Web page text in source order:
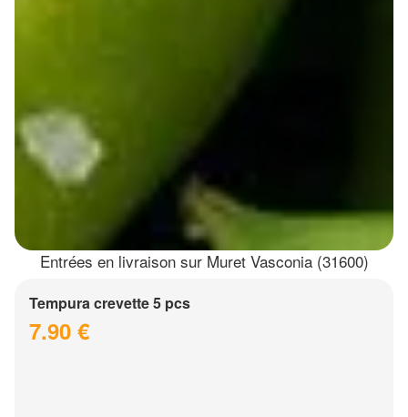
Entrées en livraison sur Muret Vasconia (31600)
Tempura crevette 5 pcs
7.90 €